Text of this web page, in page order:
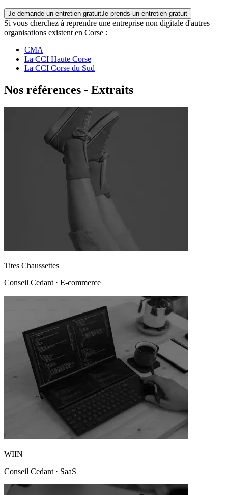
Je demande un entretien gratuitJe prends un entretien gratuit
Si vous cherchez à reprendre une entreprise non digitale d'autres
organisations existent en Corse :
CMA
La CCI Haute Corse
La CCI Corse du Sud
Nos références - Extraits
Tites Chaussettes
Conseil Cedant · E-commerce
WIIN
Conseil Cedant · SaaS